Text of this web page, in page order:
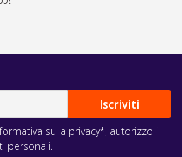
sulla privacy*, autorizzo il
personali.